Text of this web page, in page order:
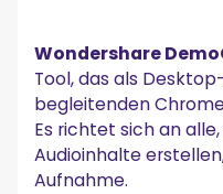
Wondershare
Tool, das als
begleitenden
Es richtet sich an
Audioinhalte
Aufnahme.